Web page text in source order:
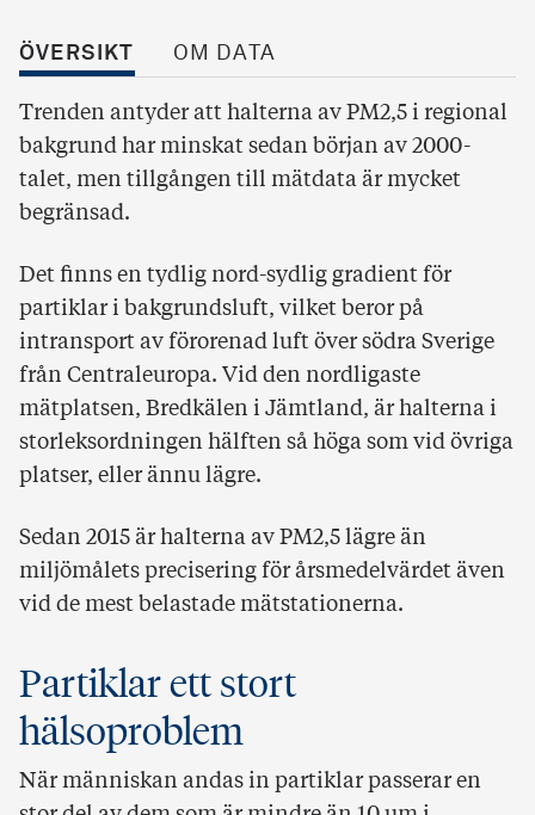
ÖVERSIKT OM DATA
Trenden antyder att halterna av PM2,5 i regional
bakgrund har minskat sedan början av 2000-
talet, men tillgången till mätdata är mycket
begränsad.
Det finns en tydlig nord-sydlig gradient för
partiklar i bakgrundsluft, vilket beror på
intransport av förorenad luft över södra Sverige
från Centraleuropa. Vid den nordligaste
mätplatsen, Bredkälen i Jämtland, är halterna i
storleksordningen hälften så höga som vid övriga
platser, eller ännu lägre.
Sedan 2015 är halterna av PM2,5 lägre än
miljömålets precisering för årsmedelvärdet även
vid de mest belastade mätstationerna.
Partiklar ett stort
hälsoproblem
När människan andas in partiklar passerar en